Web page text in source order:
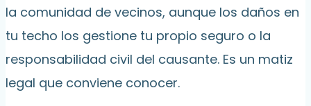
la comunidad de vecinos, aunque los daños en
tu techo los gestione tu propio seguro o la
responsabilidad civil del causante. Es un matiz
legal que conviene conocer.